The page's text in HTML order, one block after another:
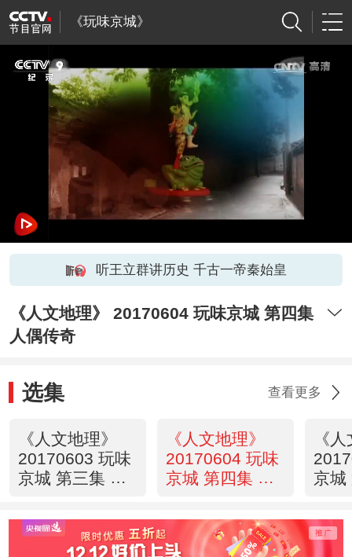
《玩味京城》
听王立群讲历史 千古一帝秦始皇
《人文地理》 20170604 玩味京城 第四集
人偶传奇
选集 查看更多
《人文地理》
20170603 玩味
京城 第三集 小
《人文地理》
20170604 玩味
京城 第四集 人
《
京城